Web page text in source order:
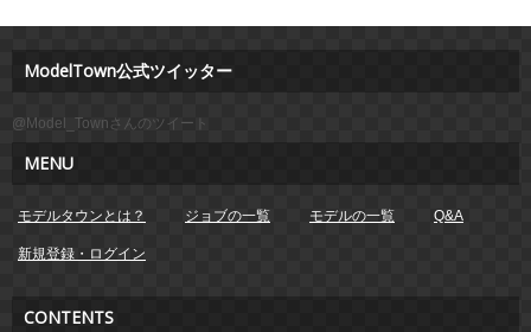
ModelTown公式ツイッター
@Model_Townさんのツイート
MENU
モデルタウンとは？ ジョブの一覧 モデルの一覧 Q&A
新規登録・ログイン
CONTENTS